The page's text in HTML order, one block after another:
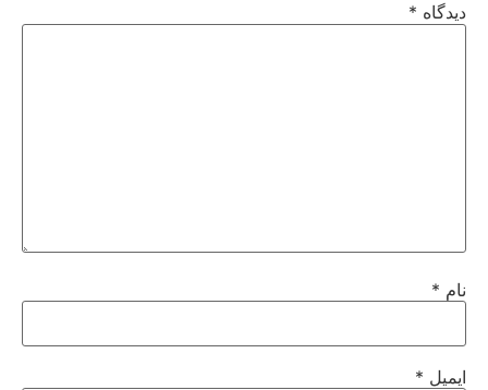
دیدگاه *
نام *
ایمیل *